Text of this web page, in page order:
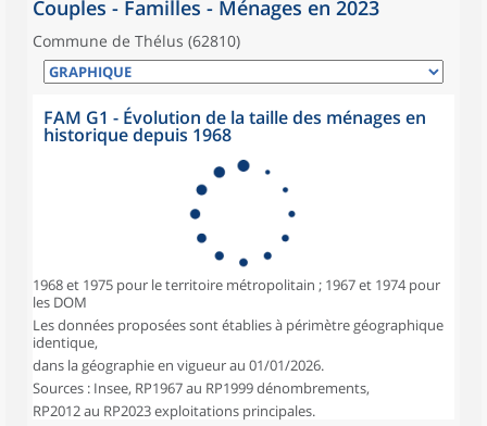
Couples - Familles - Ménages en 2023
Commune de Thélus (62810)
FAM G1 - Évolution de la taille des ménages en
historique depuis 1968
1968 et 1975 pour le territoire métropolitain ; 1967 et 1974 pour
les DOM
Les données proposées sont établies à périmètre géographique
identique,
dans la géographie en vigueur au 01/01/2026.
Sources : Insee, RP1967 au RP1999 dénombrements,
RP2012 au RP2023 exploitations principales.